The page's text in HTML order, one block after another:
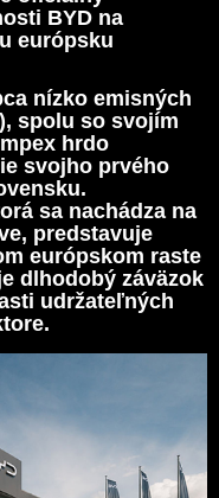
BYD na
európsku
nízko emisných
spolu so svojím
hrdo
svojho prvého
sa nachádza na
predstavuje
európskom raste
dlhodobý záväzok
udržateľných